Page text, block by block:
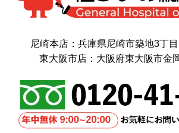
尼崎本店：兵庫県尼崎市築地3丁
東大阪市店：大阪府東大阪市金